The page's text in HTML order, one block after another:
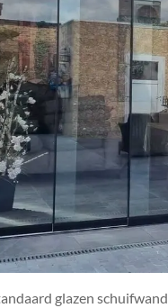
glazen schuifwand